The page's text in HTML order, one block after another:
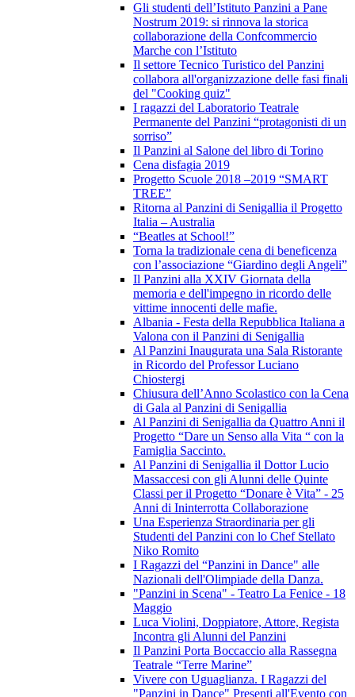
Gli studenti dell’Istituto Panzini a Pane
Nostrum 2019: si rinnova la storica
collaborazione della Confcommercio
Marche con l’Istituto
Il settore Tecnico Turistico del Panzini
collabora all'organizzazione delle fasi finali
del "Cooking quiz"
I ragazzi del Laboratorio Teatrale
Permanente del Panzini “protagonisti di un
sorriso”
Il Panzini al Salone del libro di Torino
Cena disfagia 2019
Progetto Scuole 2018 –2019 “SMART
TREE”
Ritorna al Panzini di Senigallia il Progetto
Italia – Australia
“Beatles at School!”
Torna la tradizionale cena di beneficenza
con l’associazione “Giardino degli Angeli”
Il Panzini alla XXIV Giornata della
memoria e dell'impegno in ricordo delle
vittime innocenti delle mafie.
Albania - Festa della Repubblica Italiana a
Valona con il Panzini di Senigallia
Al Panzini Inaugurata una Sala Ristorante
in Ricordo del Professor Luciano
Chiostergi
Chiusura dell’Anno Scolastico con la Cena
di Gala al Panzini di Senigallia
Al Panzini di Senigallia da Quattro Anni il
Progetto “Dare un Senso alla Vita “ con la
Famiglia Saccinto.
Al Panzini di Senigallia il Dottor Lucio
Massaccesi con gli Alunni delle Quinte
Classi per il Progetto “Donare è Vita” - 25
Anni di Ininterrotta Collaborazione
Una Esperienza Straordinaria per gli
Studenti del Panzini con lo Chef Stellato
Niko Romito
I Ragazzi del “Panzini in Dance" alle
Nazionali dell'Olimpiade della Danza.
"Panzini in Scena" - Teatro La Fenice - 18
Maggio
Luca Violini, Doppiatore, Attore, Regista
Incontra gli Alunni del Panzini
Il Panzini Porta Boccaccio alla Rassegna
Teatrale “Terre Marine”
Vivere con Uguaglianza. I Ragazzi del
"Panzini in Dance" Presenti all'Evento con